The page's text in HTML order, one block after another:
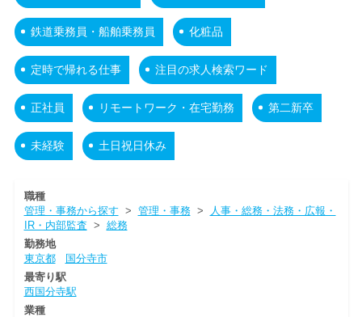
鉄道乗務員・船舶乗務員 化粧品
定時で帰れる仕事 注目の求人検索ワード
正社員 リモートワーク・在宅勤務 第二新卒
未経験 土日祝日休み
職種
管理・事務から探す > 管理・事務>
人事・総務・法務・広報・
IR・内部監査 > 総務
勤務地
東京都
国分寺市
最寄り駅
西国分寺駅
業種